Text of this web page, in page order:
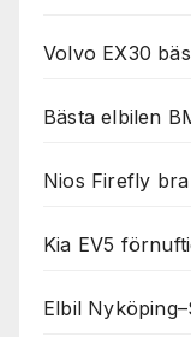
Volvo EX30
Bästa elbilen
Nios Firefly
Kia EV5
Elbil